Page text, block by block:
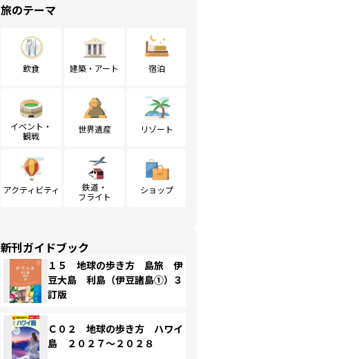
旅のテーマ
飲食 建築・アート 宿泊
イベント・
観戦
世界遺産 リゾート
アクティビティ
鉄道・
フライト
ショップ
新刊ガイドブック
１５ 地球の歩き方 島旅 伊
豆大島 利島（伊豆諸島①）３
訂版
Ｃ０２ 地球の歩き方 ハワイ
島 ２０２７～２０２８